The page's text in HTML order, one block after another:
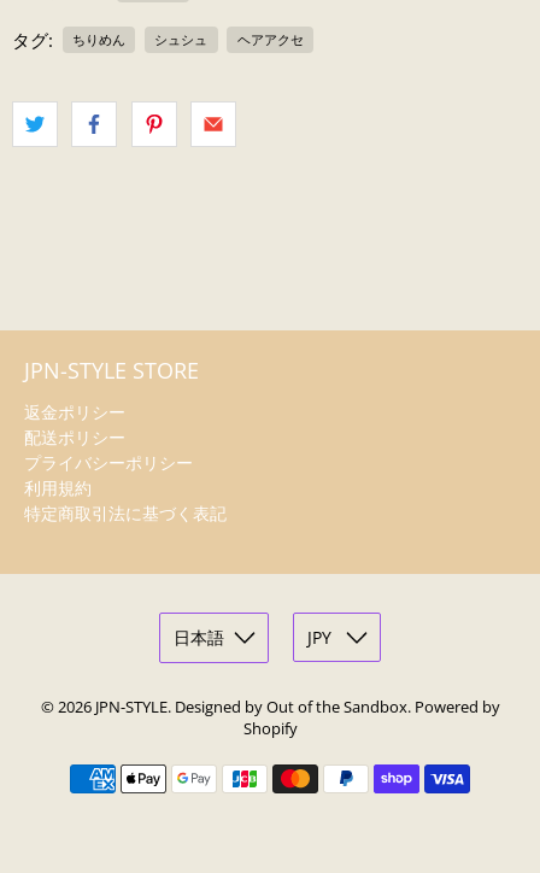
タグ: ちりめん シュシュ ヘアアクセ
JPN-STYLE STORE
返金ポリシー
配送ポリシー
プライバシーポリシー
利用規約
特定商取引法に基づく表記
© 2026 JPN-STYLE. Designed by Out of the Sandbox. Powered by
Shopify